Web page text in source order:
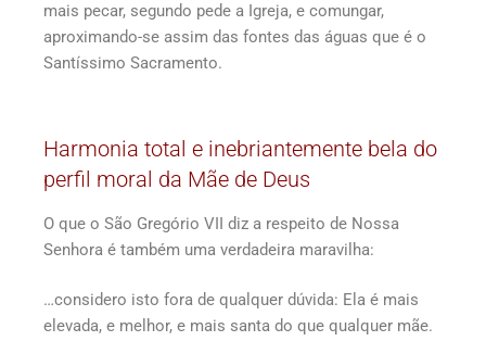
mais pecar, segundo pede a Igreja, e comungar,
aproximando-se assim das fontes das águas que é o
Santíssimo Sacramento.
Harmonia total e inebriantemente bela do
perfil moral da Mãe de Deus
O que o São Gregório VII diz a respeito de Nossa
Senhora é também uma verdadeira maravilha:
…considero isto fora de qualquer dúvida: Ela é mais
elevada, e melhor, e mais santa do que qualquer mãe.